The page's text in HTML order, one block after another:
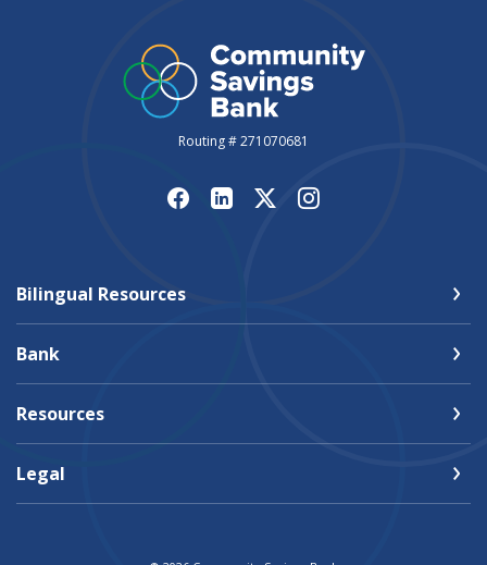
Routing # 271070681
Bilingual Resources
Bank
Resources
Legal